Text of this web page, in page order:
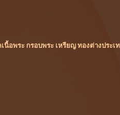
นื้อพระ กรอบพระ เหรียญ ทองต่างประเ